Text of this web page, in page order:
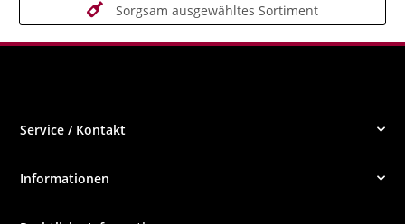
Sorgsam ausgewähltes Sortiment
Service / Kontakt
Informationen